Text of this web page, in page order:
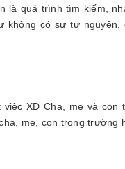
là quá trình tìm kiếm,
có sự tự nguyện,
XĐ Cha, mẹ và con
mẹ, con trong trường